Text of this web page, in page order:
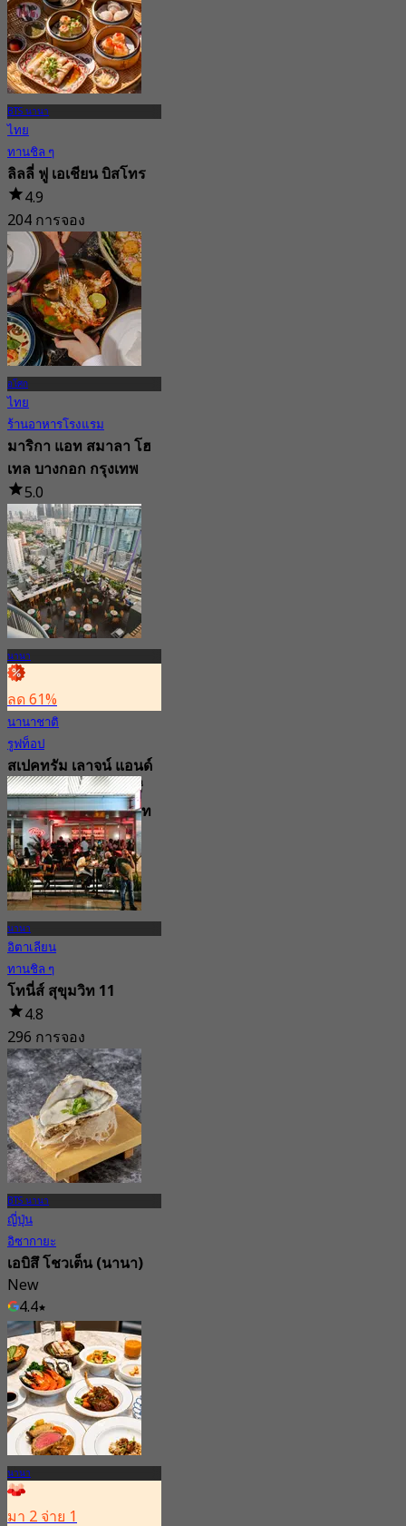
BTS นานา
ไทย
ทานชิล ๆ
ลิลลี่ ฟู เอเชียน บิสโทร
4.9
204 การจอง
จาก฿ 396.66
อโศก
ไทย
ร้านอาหารโรงแรม
มาริกา แอท สมาลา โฮ
เทล บางกอก กรุงเทพ
5.0
39 การจอง
จาก฿ 537.5
นานา
ลด 61%
นานาชาติ
รูฟท็อป
สเปคทรัม เลาจน์ แอนด์
บาร์ โรงแรมไฮแอท รี
เจนซี่ กรุงเทพฯ สุขุมวิท
4.8
9.9K การจอง
จาก฿ 499.5
นานา
อิตาเลียน
ทานชิล ๆ
โทนี่ส์ สุขุมวิท 11
4.8
296 การจอง
จาก฿ 525
BTS นานา
ญี่ปุ่น
อิซากายะ
เอบิสึ โชวเต็น (นานา)
New
4.4
จาก฿ 372.5
นานา
มา 2 จ่าย 1